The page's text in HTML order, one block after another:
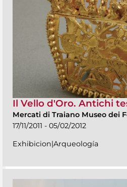
Il Vello d'Oro. Antichi
Mercati di Traiano Museo dei
17/11/2011 - 05/02/2012
Exhibicion|Arqueología